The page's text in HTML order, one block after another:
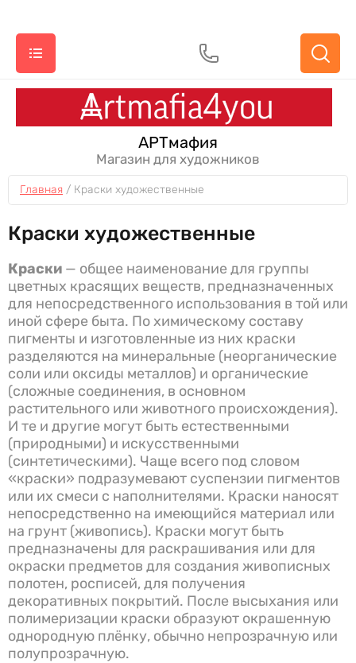
АРТмафия
Магазин для художников
Главная / Краски художественные
Краски художественные
Краски — общее наименование для группы
цветных красящих веществ, предназначенных
для непосредственного использования в той или
иной сфере быта. По химическому составу
пигменты и изготовленные из них краски
разделяются на минеральные (неорганические
соли или оксиды металлов) и органические
(сложные соединения, в основном
растительного или животного происхождения).
И те и другие могут быть естественными
(природными) и искусственными
(синтетическими). Чаще всего под словом
«краски» подразумевают суспензии пигментов
или их смеси с наполнителями. Краски наносят
непосредственно на имеющийся материал или
на грунт (живопись). Краски могут быть
предназначены для раскрашивания или для
окраски предметов для создания живописных
полотен, росписей, для получения
декоративных покрытий. После высыхания или
полимеризации краски образуют окрашенную
однородную плёнку, обычно непрозрачную или
полупрозрачную.